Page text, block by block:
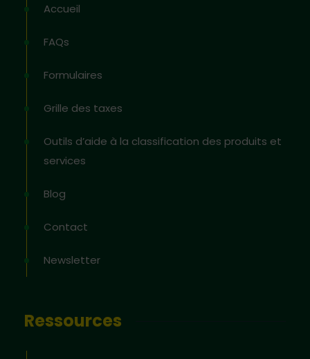
Accueil
FAQs
Formulaires
Grille des taxes
Outils d’aide à la classification des produits et
services
Blog
Contact
Newsletter
Ressources